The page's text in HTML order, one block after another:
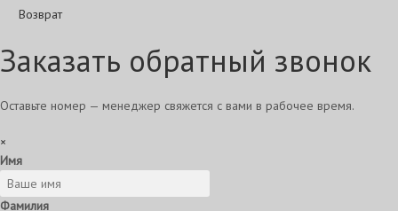
Возврат
Заказать обратный звонок
Оставьте номер — менеджер свяжется с вами в рабочее время.
×
Имя
Фамилия